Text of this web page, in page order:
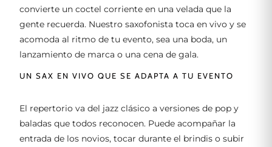
convierte un coctel corriente en una velada que la
gente recuerda. Nuestro saxofonista toca en vivo y se
acomoda al ritmo de tu evento, sea una boda, un
lanzamiento de marca o una cena de gala.
UN SAX EN VIVO QUE SE ADAPTA A TU EVENTO
El repertorio va del jazz clásico a versiones de pop y
baladas que todos reconocen. Puede acompañar la
entrada de los novios, tocar durante el brindis o subir